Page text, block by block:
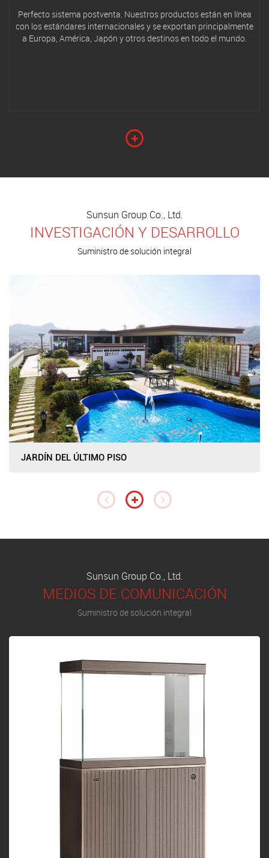
Perfecto sistema postventa. Nuestros productos están en línea
con los estándares internacionales y se exportan principalmente
a Europa, América, Japón y otros destinos en todo el mundo.
Sunsun Group Co., Ltd.
INVESTIGACIÓN Y DESARROLLO
Suministro de solución integral
JARDÍN DEL ÚLTIMO PISO
Sunsun Group Co., Ltd.
MEDIOS DE COMUNICACIÓN
Suministro de solución integral